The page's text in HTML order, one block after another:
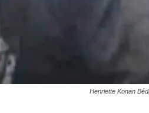
Henriette Konan